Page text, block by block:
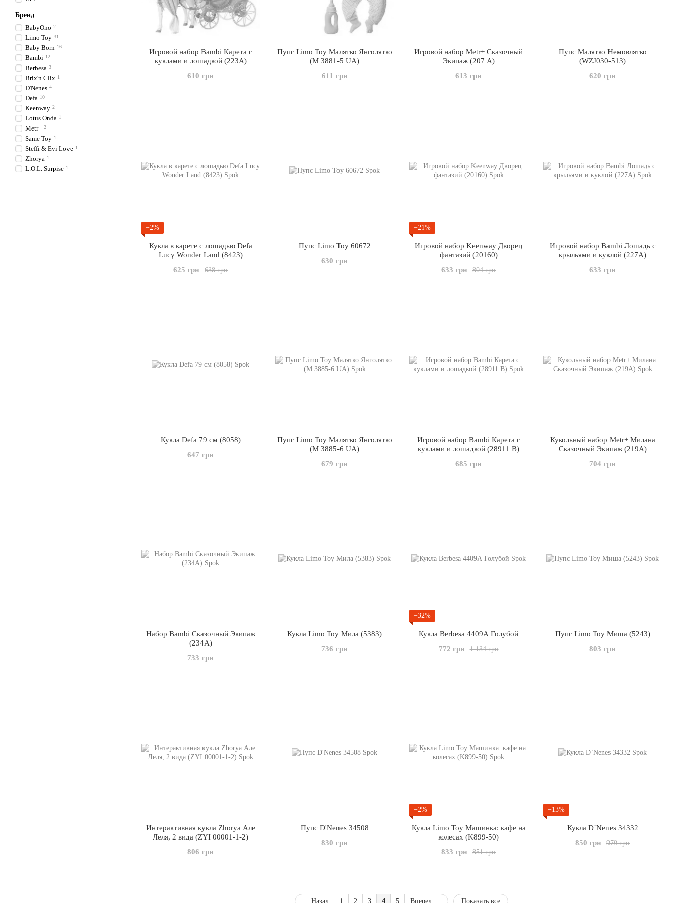
Игровой набор Bambi Карета с
куклами и лошадкой (223A)
610 грн
Пупс Limo Toy Малятко Янголятко
(M 3881-5 UA)
611 грн
Игровой набор Metr+ Сказочный
Экипаж (207 A)
613 грн
Пупс Малятко Немовлятко
(WZJ030-513)
620 грн
−2%
Кукла в карете с лошадью Defa
Lucy Wonder Land (8423)
638 грн
625 грн
Пупс Limo Toy 60672
630 грн
−21%
Игровой набор Keenway Дворец
фантазий (20160)
804 грн
633 грн
Игровой набор Bambi Лошадь с
крыльями и куклой (227A)
633 грн
Кукла Defa 79 см (8058)
647 грн
Пупс Limo Toy Малятко Янголятко
(M 3885-6 UA)
679 грн
Игровой набор Bambi Карета с
куклами и лошадкой (28911 B)
685 грн
Кукольный набор Metr+ Милана
Сказочный Экипаж (219A)
704 грн
Набор Bambi Сказочный Экипаж
(234A)
733 грн
Кукла Limo Toy Мила (5383)
736 грн
−32%
Кукла Berbesa 4409А Голубой
1 134 грн
772 грн
Пупс Limo Toy Миша (5243)
803 грн
Интерактивная кукла Zhorya Але
Леля, 2 вида (ZYI 00001-1-2)
806 грн
Пупс D'Nenes 34508
830 грн
−2%
Кукла Limo Toy Машинка: кафе на
колесах (K899-50)
851 грн
833 грн
−13%
Кукла D`Nenes 34332
979 грн
850 грн
Назад 1 2 3 4 5 Вперед Показать все
Бренд
BabyOno 2
Limo Toy 31
Baby Born 16
Bambi 12
Berbesa 3
Brix'n Clix 1
D'Nenes 4
Defa 10
Keenway 2
Lotus Onda 1
Metr+ 2
Same Toy 1
Steffi & Evi Love 1
Zhorya 1
L.O.L. Surpise 1